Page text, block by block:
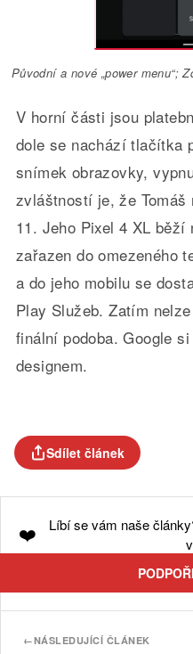
Původní a nové „power menu“;
V horní části jsou
dole se nachází tlačítka
snímek obrazovky,
zvláštností je, že
11. Jeho Pixel 4 XL běží
zařazen do omezeného
a do jeho mobilu se
Play Služeb. Zatím
finální podoba. Google
designem.
Sdílet článek
❤️ Líbí se vám naše
←NÁSLEDUJÍCÍ ČLÁNEK